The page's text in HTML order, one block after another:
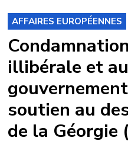
AFFAIRES EUROPÉENNES
illibérale et
soutien au
de la Géorgie